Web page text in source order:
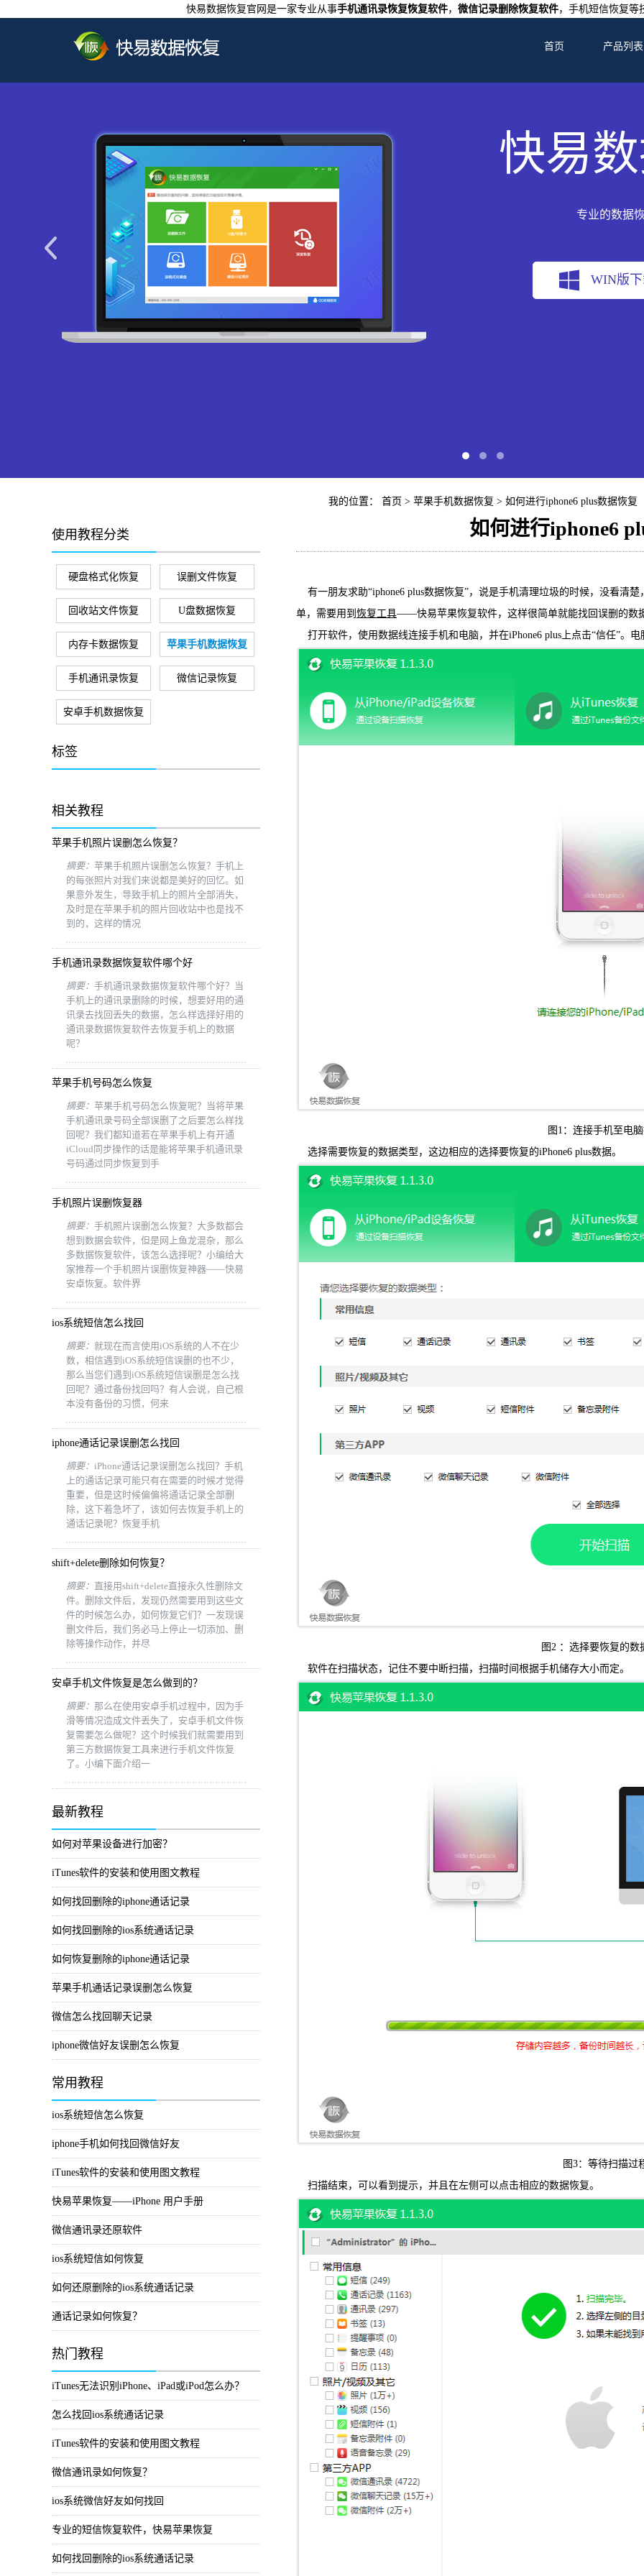
快易数据恢复官网是一家专业从事手机通讯录恢复恢复软件， 微信记录删除恢复软件，手机短信恢复等
首页 产品列表
快易
专业的数据
WIN版
快易
快易
可恢复微
我的位置： 首页 > 苹果手机数据恢复 > 如何进行iphone6 plus数据恢复
使用教程分类
硬盘格式化恢复 误删文件恢复
回收站文件恢复 U盘数据恢复
内存卡数据恢复 苹果手机数据恢复
手机通讯录恢复 微信记录恢复
安卓手机数据恢复
标签
相关教程
苹果手机照片误删怎么恢复？
摘要： 苹果手机照片误删怎么恢复？手机上
的每张照片对我们来说都是美好的回忆。如
果意外发生，导致手机上的照片全部消失，
及时是在苹果手机的照片回收站中也是找不
到的，这样的情况
手机通讯录数据恢复软件哪个好
摘要： 手机通讯录数据恢复软件哪个好？当
手机上的通讯录删除的时候，想要好用的通
讯录去找回丢失的数据，怎么样选择好用的
通讯录数据恢复软件去恢复手机上的数据
呢？
苹果手机号码怎么恢复
摘要： 苹果手机号码怎么恢复呢？当将苹果
手机通讯录号码全部误删了之后要怎么样找
回呢？我们都知道若在苹果手机上有开通
iCloud同步操作的话是能将苹果手机通讯录
号码通过同步恢复到手
手机照片误删恢复器
摘要： 手机照片误删怎么恢复？大多数都会
想到数据会软件，但是网上鱼龙混杂，那么
多数据恢复软件，该怎么选择呢？小编给大
家推荐一个手机照片误删恢复神器——快易
安卓恢复。软件界
ios系统短信怎么找回
摘要： 就现在而言使用iOS系统的人不在少
数，相信遇到iOS系统短信误删的也不少，
那么当您们遇到iOS系统短信误删是怎么找
回呢？通过备份找回吗？有人会说，自己根
本没有备份的习惯，何来
iphone通话记录误删怎么找回
摘要： iPhone通话记录误删怎么找回？手机
上的通话记录可能只有在需要的时候才觉得
重要，但是这时候偏偏将通话记录全部删
除，这下着急坏了，该如何去恢复手机上的
通话记录呢？恢复手机
shift+delete删除如何恢复？
摘要： 直接用shift+delete直接永久性删除文
件。删除文件后，发现仍然需要用到这些文
件的时候怎么办，如何恢复它们？一发现误
删文件后，我们务必马上停止一切添加、删
除等操作动作，并尽
安卓手机文件恢复是怎么做到的？
摘要： 那么在使用安卓手机过程中，因为手
滑等情况造成文件丢失了，安卓手机文件恢
复需要怎么做呢？这个时候我们就需要用到
第三方数据恢复工具来进行手机文件恢复
了。小编下面介绍一
最新教程
如何对苹果设备进行加密？
iTunes软件的安装和使用图文教程
如何找回删除的iphone通话记录
如何找回删除的ios系统通话记录
如何恢复删除的iphone通话记录
苹果手机通话记录误删怎么恢复
微信怎么找回聊天记录
iphone微信好友误删怎么恢复
常用教程
ios系统短信怎么恢复
iphone手机如何找回微信好友
iTunes软件的安装和使用图文教程
快易苹果恢复——iPhone 用户手册
微信通讯录还原软件
ios系统短信如何恢复
如何还原删除的ios系统通话记录
通话记录如何恢复？
热门教程
iTunes无法识别iPhone、iPad或iPod怎么办？
怎么找回ios系统通话记录
iTunes软件的安装和使用图文教程
微信通讯录如何恢复？
ios系统微信好友如何找回
专业的短信恢复软件，快易苹果恢复
如何找回删除的ios系统通话记录
如何进行iphone6
有一朋友求助“iphone6 plus数据恢复”，说是手机清理垃圾的时候，没看清
单，需要用到 恢复工具——快易苹果恢复软件，这样很简单就能找回误删的数
打开软件，使用数据线连接手机和电脑，并在iPhone6 plus上点击“信任”。电
图1：连接手机至电
选择需要恢复的数据类型，这边相应的选择要恢复的iPhone6 plus数据。
图2 ：选择要恢复的数
软件在扫描状态，记住不要中断扫描，扫描时间根据手机储存大小而定。
图3：等待扫描过
扫描结束，可以看到提示，并且在左侧可以点击相应的数据恢复。